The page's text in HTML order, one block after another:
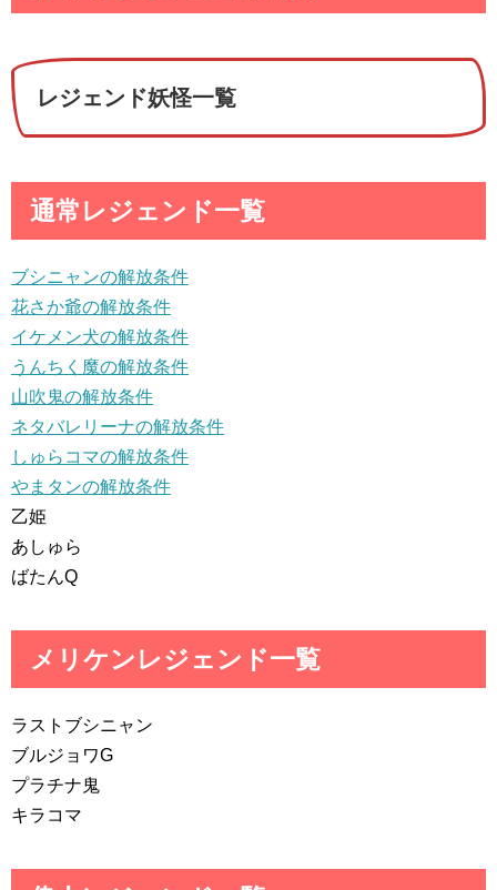
レジェンド妖怪一覧
通常レジェンド一覧
ブシニャンの解放条件
花さか爺の解放条件
イケメン犬の解放条件
うんちく魔の解放条件
山吹鬼の解放条件
ネタバレリーナの解放条件
しゅらコマの解放条件
やまタンの解放条件
乙姫
あしゅら
ばたんQ
メリケンレジェンド一覧
ラストブシニャン
ブルジョワG
プラチナ鬼
キラコマ